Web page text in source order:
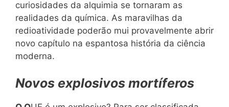
curiosidades da alquimia se tornaram as
realidades da química. As maravilhas da
redioatividade poderão mui provavelmente abrir
novo capítulo na espantosa história da ciência
moderna.
Novos explosivos mortíferos